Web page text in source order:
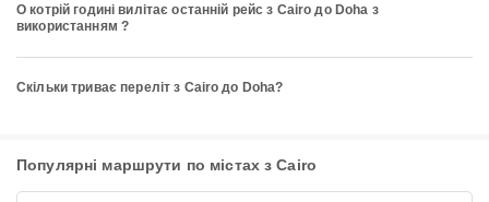
О котрій годині вилітає останній рейс з Cairo до Doha з
використанням ?
Скільки триває переліт з Cairo до Doha?
Популярні маршрути по містах з Cairo